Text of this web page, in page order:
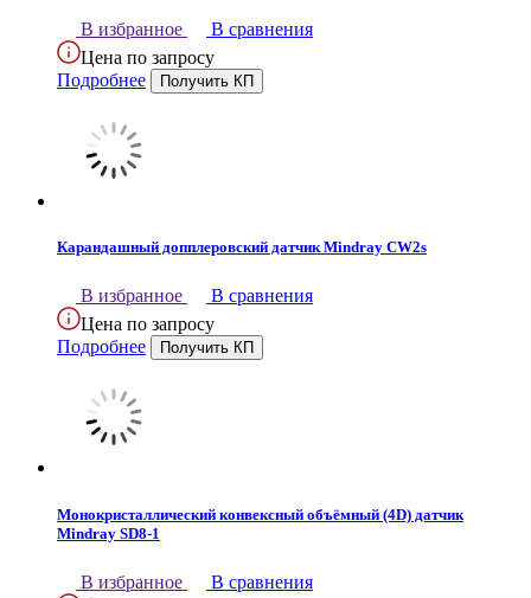
В избранное
В сравнения
Цена по запросу
Подробнее
Карандашный допплеровский датчик Mindray CW2s
В избранное
В сравнения
Цена по запросу
Подробнее
Монокристаллический конвексный объёмный (4D) датчик
Mindray SD8-1
В избранное
В сравнения